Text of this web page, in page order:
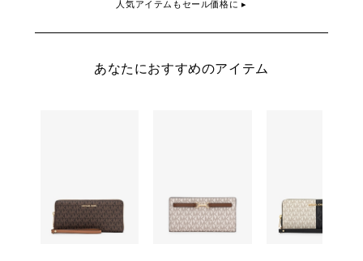
人気アイテムもセール価格に ▸
あなたにおすすめのアイテム